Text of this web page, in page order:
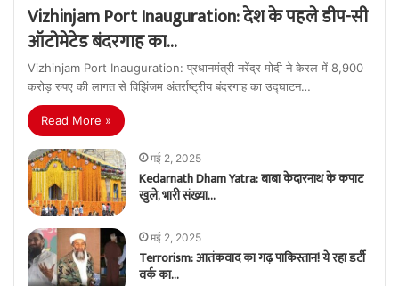
Vizhinjam Port Inauguration: देश के पहले डीप-सी
ऑटोमेटेड बंदरगाह का…
Vizhinjam Port Inauguration: प्रधानमंत्री नरेंद्र मोदी ने केरल में 8,900
करोड़ रुपए की लागत से विझिंजम अंतर्राष्ट्रीय बंदरगाह का उद्घाटन…
Read More »
मई 2, 2025
Kedarnath Dham Yatra: बाबा केदारनाथ के कपाट
खुले, भारी संख्या…
मई 2, 2025
Terrorism: आतंकवाद का गढ़ पाकिस्तान! ये रहा डर्टी
वर्क का…